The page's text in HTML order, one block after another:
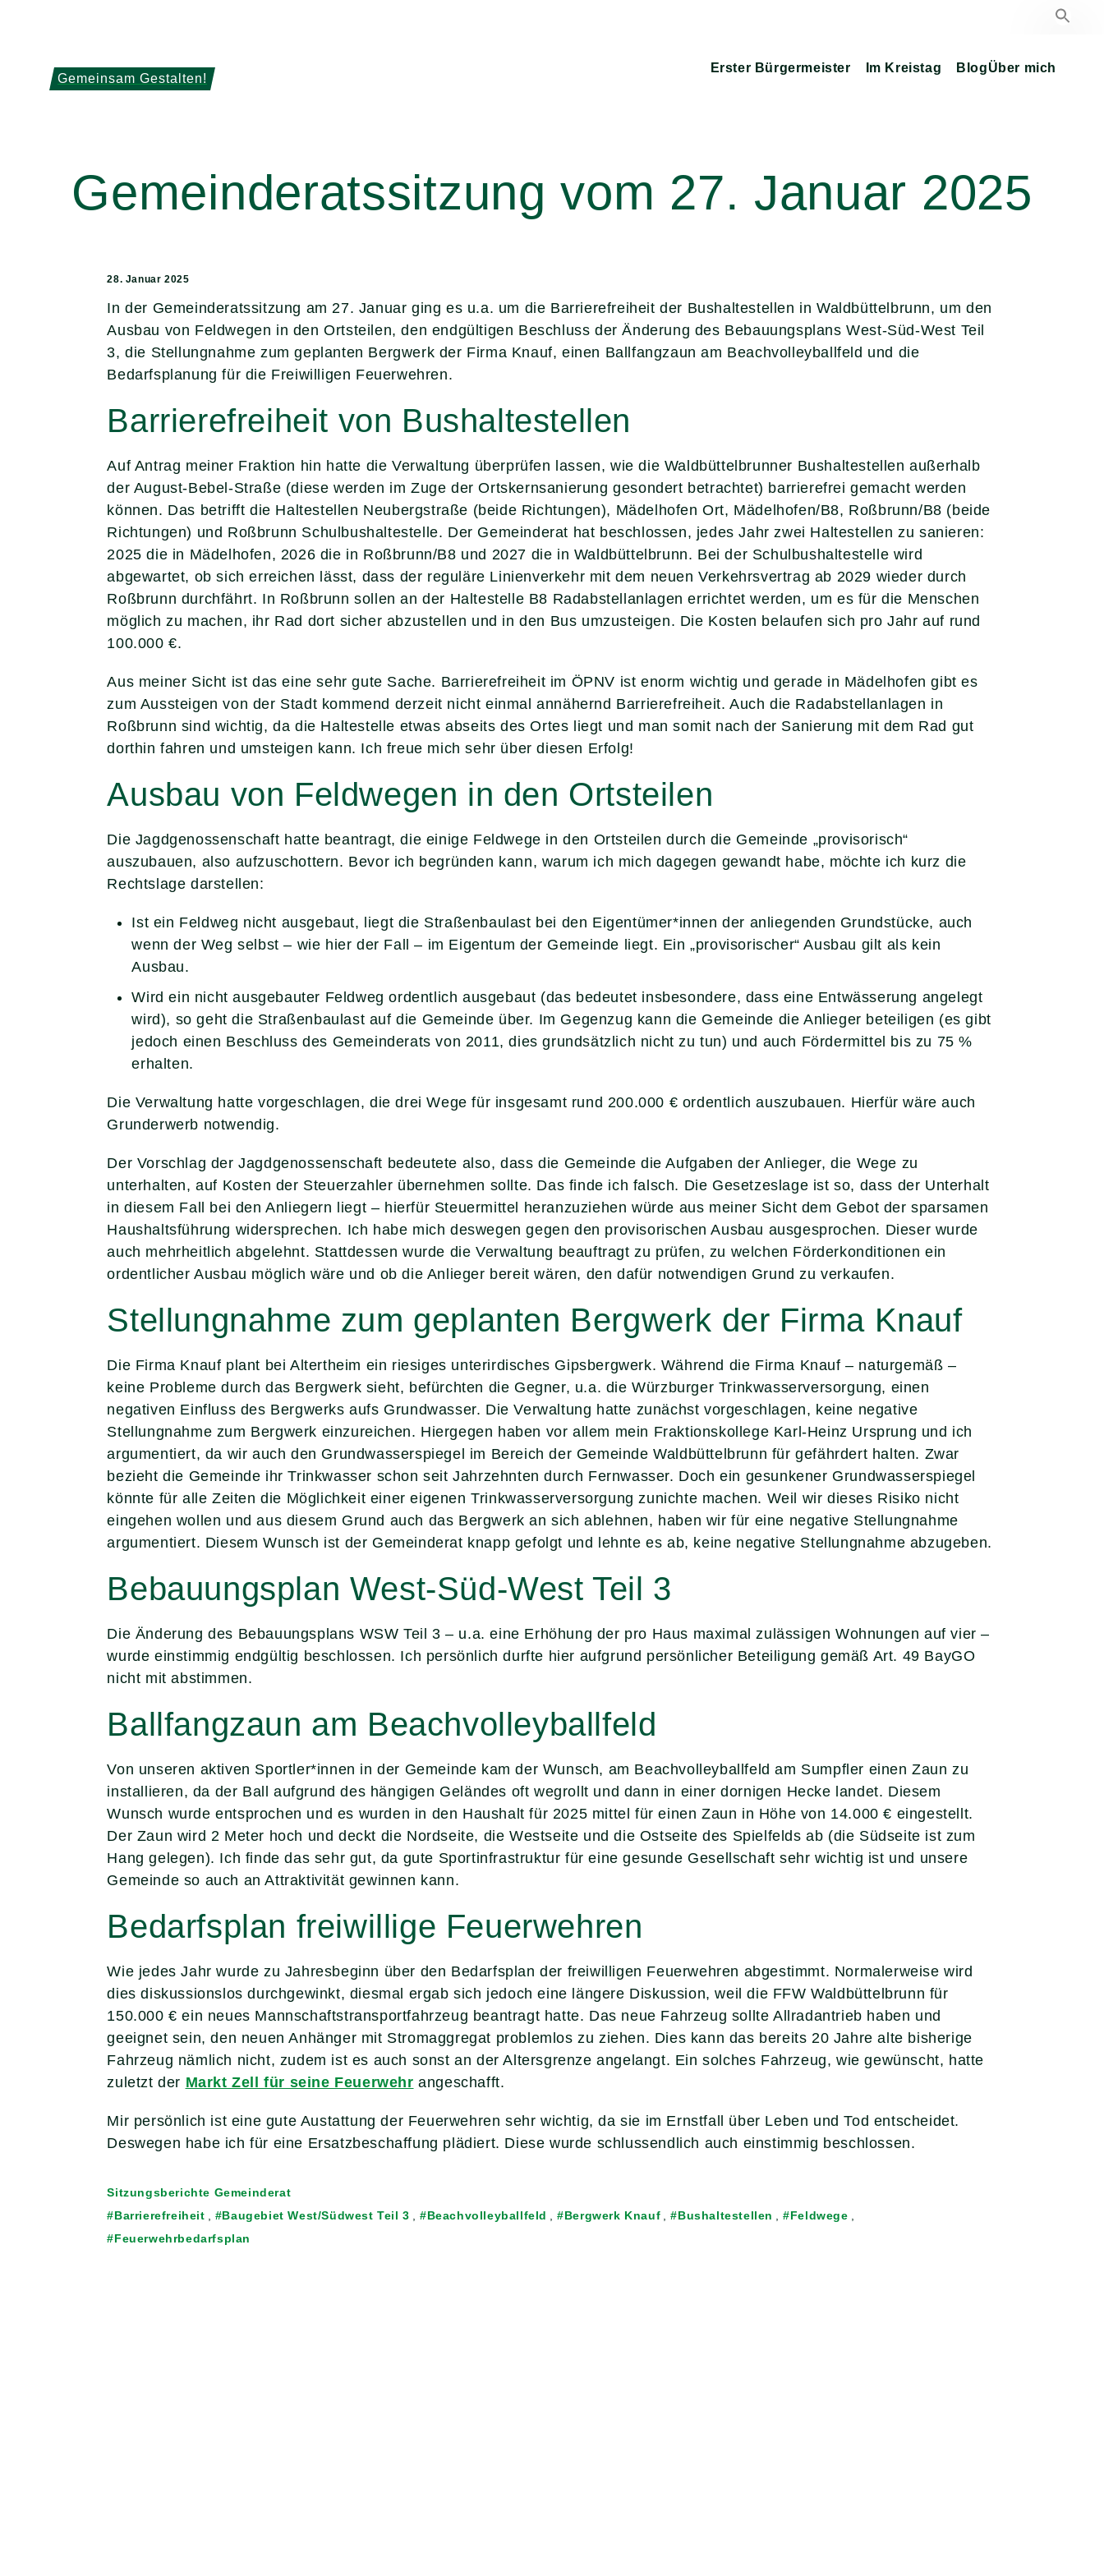
Gemeinsam Gestalten!
Erster Bürgermeister Im Kreistag BlogÜber mich
Gemeinderatssitzung vom 27. Januar 2025
28. Januar 2025
In der Gemeinderatssitzung am 27. Januar ging es u.a. um die Barrierefreiheit der Bushaltestellen in Waldbüttelbrunn, um den
Ausbau von Feldwegen in den Ortsteilen, den endgültigen Beschluss der Änderung des Bebauungsplans West-Süd-West Teil
3, die Stellungnahme zum geplanten Bergwerk der Firma Knauf, einen Ballfangzaun am Beachvolleyballfeld und die
Bedarfsplanung für die Freiwilligen Feuerwehren.
Barrierefreiheit von Bushaltestellen
Auf Antrag meiner Fraktion hin hatte die Verwaltung überprüfen lassen, wie die Waldbüttelbrunner Bushaltestellen außerhalb
der August-Bebel-Straße (diese werden im Zuge der Ortskernsanierung gesondert betrachtet) barrierefrei gemacht werden
können. Das betrifft die Haltestellen Neubergstraße (beide Richtungen), Mädelhofen Ort, Mädelhofen/B8, Roßbrunn/B8 (beide
Richtungen) und Roßbrunn Schulbushaltestelle. Der Gemeinderat hat beschlossen, jedes Jahr zwei Haltestellen zu sanieren:
2025 die in Mädelhofen, 2026 die in Roßbrunn/B8 und 2027 die in Waldbüttelbrunn. Bei der Schulbushaltestelle wird
abgewartet, ob sich erreichen lässt, dass der reguläre Linienverkehr mit dem neuen Verkehrsvertrag ab 2029 wieder durch
Roßbrunn durchfährt. In Roßbrunn sollen an der Haltestelle B8 Radabstellanlagen errichtet werden, um es für die Menschen
möglich zu machen, ihr Rad dort sicher abzustellen und in den Bus umzusteigen. Die Kosten belaufen sich pro Jahr auf rund
100.000 €.
Aus meiner Sicht ist das eine sehr gute Sache. Barrierefreiheit im ÖPNV ist enorm wichtig und gerade in Mädelhofen gibt es
zum Aussteigen von der Stadt kommend derzeit nicht einmal annähernd Barrierefreiheit. Auch die Radabstellanlagen in
Roßbrunn sind wichtig, da die Haltestelle etwas abseits des Ortes liegt und man somit nach der Sanierung mit dem Rad gut
dorthin fahren und umsteigen kann. Ich freue mich sehr über diesen Erfolg!
Ausbau von Feldwegen in den Ortsteilen
Die Jagdgenossenschaft hatte beantragt, die einige Feldwege in den Ortsteilen durch die Gemeinde „provisorisch“
auszubauen, also aufzuschottern. Bevor ich begründen kann, warum ich mich dagegen gewandt habe, möchte ich kurz die
Rechtslage darstellen:
Ist ein Feldweg nicht ausgebaut, liegt die Straßenbaulast bei den Eigentümer*innen der anliegenden Grundstücke, auch
wenn der Weg selbst – wie hier der Fall – im Eigentum der Gemeinde liegt. Ein „provisorischer“ Ausbau gilt als kein
Ausbau.
Wird ein nicht ausgebauter Feldweg ordentlich ausgebaut (das bedeutet insbesondere, dass eine Entwässerung angelegt
wird), so geht die Straßenbaulast auf die Gemeinde über. Im Gegenzug kann die Gemeinde die Anlieger beteiligen (es gibt
jedoch einen Beschluss des Gemeinderats von 2011, dies grundsätzlich nicht zu tun) und auch Fördermittel bis zu 75 %
erhalten.
Die Verwaltung hatte vorgeschlagen, die drei Wege für insgesamt rund 200.000 € ordentlich auszubauen. Hierfür wäre auch
Grunderwerb notwendig.
Der Vorschlag der Jagdgenossenschaft bedeutete also, dass die Gemeinde die Aufgaben der Anlieger, die Wege zu
unterhalten, auf Kosten der Steuerzahler übernehmen sollte. Das finde ich falsch. Die Gesetzeslage ist so, dass der Unterhalt
in diesem Fall bei den Anliegern liegt – hierfür Steuermittel heranzuziehen würde aus meiner Sicht dem Gebot der sparsamen
Haushaltsführung widersprechen. Ich habe mich deswegen gegen den provisorischen Ausbau ausgesprochen. Dieser wurde
auch mehrheitlich abgelehnt. Stattdessen wurde die Verwaltung beauftragt zu prüfen, zu welchen Förderkonditionen ein
ordentlicher Ausbau möglich wäre und ob die Anlieger bereit wären, den dafür notwendigen Grund zu verkaufen.
Stellungnahme zum geplanten Bergwerk der Firma Knauf
Die Firma Knauf plant bei Altertheim ein riesiges unterirdisches Gipsbergwerk. Während die Firma Knauf – naturgemäß –
keine Probleme durch das Bergwerk sieht, befürchten die Gegner, u.a. die Würzburger Trinkwasserversorgung, einen
negativen Einfluss des Bergwerks aufs Grundwasser. Die Verwaltung hatte zunächst vorgeschlagen, keine negative
Stellungnahme zum Bergwerk einzureichen. Hiergegen haben vor allem mein Fraktionskollege Karl-Heinz Ursprung und ich
argumentiert, da wir auch den Grundwasserspiegel im Bereich der Gemeinde Waldbüttelbrunn für gefährdert halten. Zwar
bezieht die Gemeinde ihr Trinkwasser schon seit Jahrzehnten durch Fernwasser. Doch ein gesunkener Grundwasserspiegel
könnte für alle Zeiten die Möglichkeit einer eigenen Trinkwasserversorgung zunichte machen. Weil wir dieses Risiko nicht
eingehen wollen und aus diesem Grund auch das Bergwerk an sich ablehnen, haben wir für eine negative Stellungnahme
argumentiert. Diesem Wunsch ist der Gemeinderat knapp gefolgt und lehnte es ab, keine negative Stellungnahme abzugeben.
Bebauungsplan West-Süd-West Teil 3
Die Änderung des Bebauungsplans WSW Teil 3 – u.a. eine Erhöhung der pro Haus maximal zulässigen Wohnungen auf vier –
wurde einstimmig endgültig beschlossen. Ich persönlich durfte hier aufgrund persönlicher Beteiligung gemäß Art. 49 BayGO
nicht mit abstimmen.
Ballfangzaun am Beachvolleyballfeld
Von unseren aktiven Sportler*innen in der Gemeinde kam der Wunsch, am Beachvolleyballfeld am Sumpfler einen Zaun zu
installieren, da der Ball aufgrund des hängigen Geländes oft wegrollt und dann in einer dornigen Hecke landet. Diesem
Wunsch wurde entsprochen und es wurden in den Haushalt für 2025 mittel für einen Zaun in Höhe von 14.000 € eingestellt.
Der Zaun wird 2 Meter hoch und deckt die Nordseite, die Westseite und die Ostseite des Spielfelds ab (die Südseite ist zum
Hang gelegen). Ich finde das sehr gut, da gute Sportinfrastruktur für eine gesunde Gesellschaft sehr wichtig ist und unsere
Gemeinde so auch an Attraktivität gewinnen kann.
Bedarfsplan freiwillige Feuerwehren
Wie jedes Jahr wurde zu Jahresbeginn über den Bedarfsplan der freiwilligen Feuerwehren abgestimmt. Normalerweise wird
dies diskussionslos durchgewinkt, diesmal ergab sich jedoch eine längere Diskussion, weil die FFW Waldbüttelbrunn für
150.000 € ein neues Mannschaftstransportfahrzeug beantragt hatte. Das neue Fahrzeug sollte Allradantrieb haben und
geeignet sein, den neuen Anhänger mit Stromaggregat problemlos zu ziehen. Dies kann das bereits 20 Jahre alte bisherige
Fahrzeug nämlich nicht, zudem ist es auch sonst an der Altersgrenze angelangt. Ein solches Fahrzeug, wie gewünscht, hatte
zuletzt der Markt Zell für seine Feuerwehr angeschafft.
Mir persönlich ist eine gute Austattung der Feuerwehren sehr wichtig, da sie im Ernstfall über Leben und Tod entscheidet.
Deswegen habe ich für eine Ersatzbeschaffung plädiert. Diese wurde schlussendlich auch einstimmig beschlossen.
Sitzungsberichte Gemeinderat
Barrierefreiheit
Baugebiet West/Südwest Teil 3 Beachvolleyballfeld , Bergwerk Knauf , Bushaltestellen , Feldwege
Feuerwehrbedarfsplan